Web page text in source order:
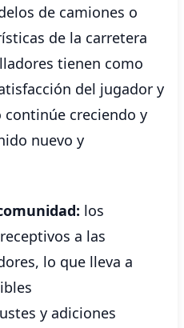
de camiones o
de la carretera
tienen como
del jugador y
creciendo y
nuevo y
los
a las
lo que lleva a
y adiciones